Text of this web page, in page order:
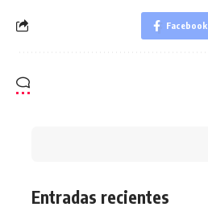
Facebook
Entradas recientes